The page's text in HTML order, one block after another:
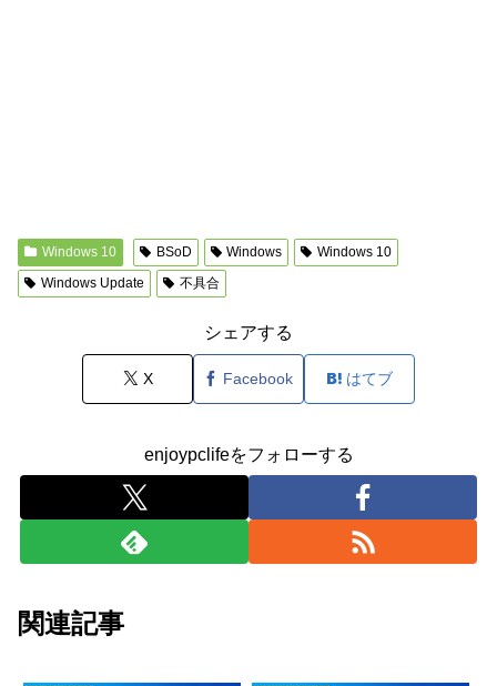
Windows 10 BSoD Windows
Windows 10
Windows Update
不具合
シェアする
X Facebook はてブ
enjoypclifeをフォローする
関連記事